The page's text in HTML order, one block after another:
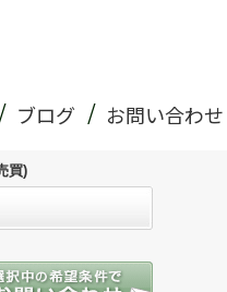
ブログ お問い合わせ
買)